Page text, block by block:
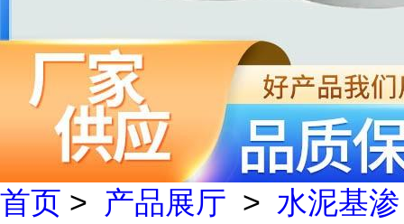
首页 > 产品展厅 > 水泥基渗